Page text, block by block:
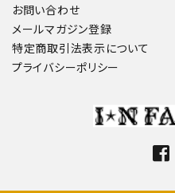
お問い合わせ
メールマガジン登録
特定商取引法表示について
プライバシーポリシー